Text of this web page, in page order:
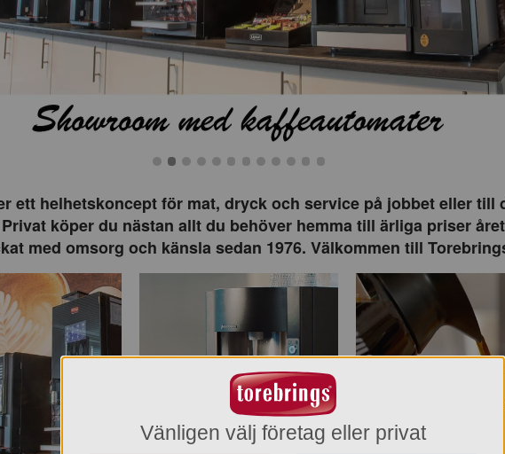
Bild 0Bild 1Bild 2Bild 3Bild 4Bild 5Bild 6Bild 7Bild 8Bild 9Bild 10Bild 11
ett helhetskoncept för mat, dryck och service på jobbet eller till
köper du nästan allt du behöver hemma till ärliga priser
med omsorg och känsla sedan 1976. Välkommen till
Vänligen välj företag eller privat